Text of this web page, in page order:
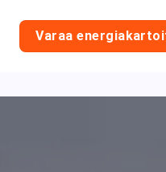
Varaa